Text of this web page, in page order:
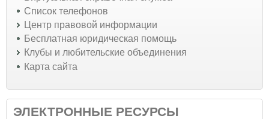
Список телефонов
Центр правовой информации
Бесплатная юридическая помощь
Клубы и любительские объединения
Карта сайта
ЭЛЕКТРОННЫЕ РЕСУРСЫ